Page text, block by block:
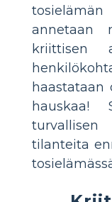
tosielämän
annetaan
kriittisen
haastataan
hauskaa!
tilanteita